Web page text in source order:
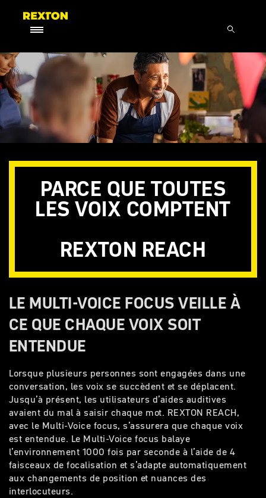
PARCE QUE TOUTES
LES VOIX COMPTENT
REXTON REACH
LE MULTI-VOICE FOCUS VEILLE À
CE QUE CHAQUE VOIX SOIT
ENTENDUE
Lorsque plusieurs personnes sont engagées dans une
conversation, les voix se succèdent et se déplacent.
Jusqu’à présent, les utilisateurs d’aides auditives
avaient du mal à saisir chaque mot. REXTON REACH,
avec le Multi-Voice focus, s’assurera que chaque voix
est entendue. Le Multi-Voice focus balaye
l’environnement 1000 fois par seconde à l’aide de 4
faisceaux de focalisation et s’adapte automatiquement
aux changements de position et nuances des
interlocuteurs.